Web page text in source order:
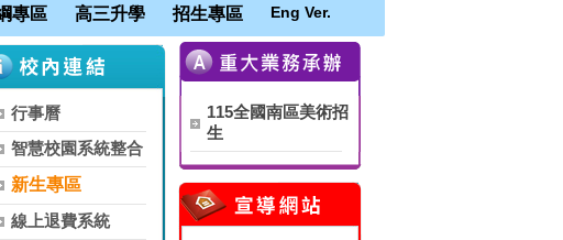
專區 高三升學 招生專區 Eng Ver.
行事曆
智慧校園系統整合
新生專區
線上退費系統
115全國南區美術招
生